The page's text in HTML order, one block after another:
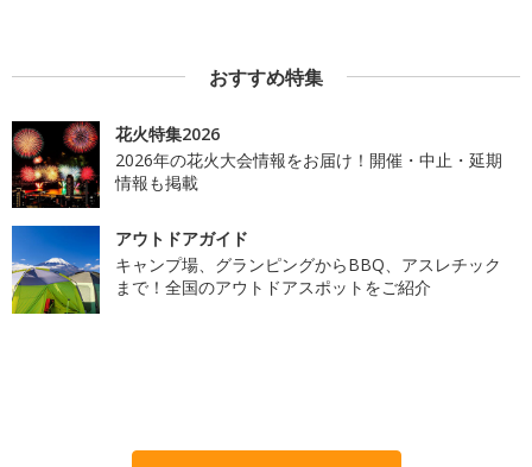
おすすめ特集
花火特集2026
2026年の花火大会情報をお届け！開催・中止・延期
情報も掲載
アウトドアガイド
キャンプ場、グランピングからBBQ、アスレチック
まで！全国のアウトドアスポットをご紹介